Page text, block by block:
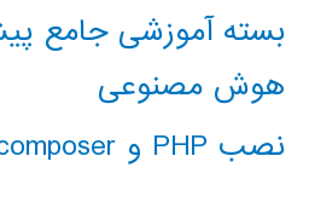
بسته آموزشی جامع
هوش مصنوعی
نصب PHP و composer در ویندوز 10